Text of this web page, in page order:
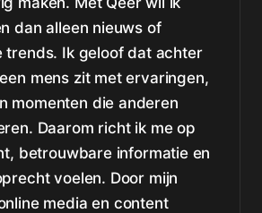
dan alleen nieuws of
trends. Ik geloof dat achter
mens zit met ervaringen,
momenten die anderen
Daarom richt ik me op
betrouwbare informatie en
voelen. Door mijn
media en content